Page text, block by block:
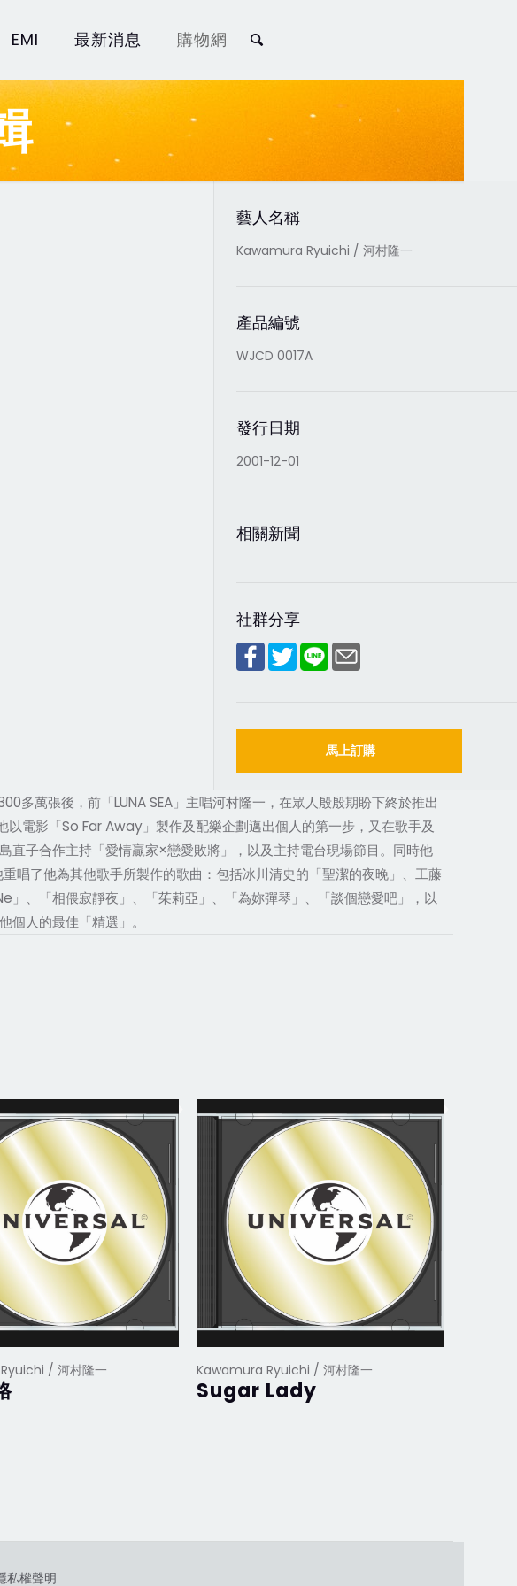
EMI 最新消息 購物網
藝人名稱
Kawamura Ryuichi / 河村隆一
產品編號
WJCD 0017A
發行日期
2001-12-01
相關新聞
社群分享
馬上訂購
萬張後，前「LUNA SEA」主唱河村隆一，在眾人殷殷期盼下終於推出
電影「So Far Away」製作及配樂企劃邁出個人的第一步，又在歌手及
子合作主持「愛情贏家×戀愛敗將」，以及主持電台現場節目。同時他
唱了他為其他歌手所製作的歌曲：包括冰川清史的「聖潔的夜晚」、工藤
、「相偎寂靜夜」、「茱莉亞」、「為妳彈琴」、「談個戀愛吧」，以
人的最佳「精選」。
/ 河村隆一 Kawamura Ryuichi / 河村隆一
Sugar Lady
私權聲明